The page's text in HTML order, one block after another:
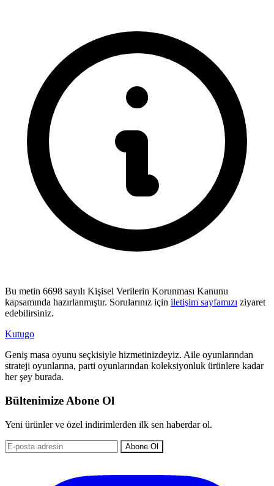
Bu metin 6698 sayılı Kişisel Verilerin Korunması Kanunu
kapsamında hazırlanmıştır. Sorularınız için iletişim sayfamızı ziyaret
edebilirsiniz.
Kutugo
Geniş masa oyunu seçkisiyle hizmetinizdeyiz. Aile oyunlarından
strateji oyunlarına, parti oyunlarından koleksiyonluk ürünlere kadar
her şey burada.
Bültenimize Abone Ol
Yeni ürünler ve özel indirimlerden ilk sen haberdar ol.
Abone Ol